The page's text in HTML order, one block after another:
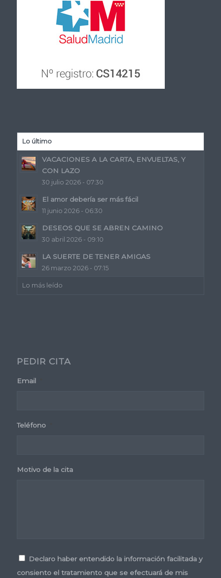
Lo último
VACACIONES A LA CARTA, ENVUELTAS, Y
CON LAZO
30 julio 2026 - 07:30
El amor debería ser más fácil
11 junio 2026 - 06:30
DESEOS QUE SE ABREN CAMINO
30 abril 2026 - 09:10
LA SUERTE DE TENER AMIGAS
26 marzo 2026 - 07:15
Lo más leído
PEDIR CITA
Email
Teléfono
Motivo de la cita
Consentimiento
Declaro haber entendido la información facilitada y
consiento el tratamiento que se efectuará de mis